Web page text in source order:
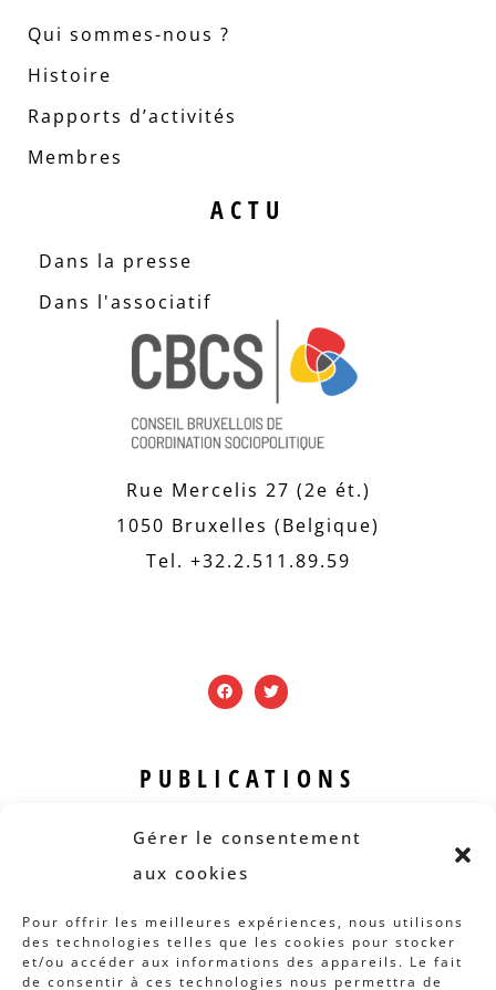
Gérer le consentement
aux cookies
Pour offrir les meilleures expériences, nous utilisons
des technologies telles que les cookies pour stocker
et/ou accéder aux informations des appareils. Le fait
de consentir à ces technologies nous permettra de
Qui sommes-nous ?
Histoire
Rapports d’activités
Membres
ACTU
Dans la presse
Dans l'associatif
Rue Mercelis 27 (2e ét.)
1050 Bruxelles (Belgique)
Tel. +32.2.511.89.59
PUBLICATIONS
Revue B.I.S.
Rapports et analyses
Articles
AUTRES INFOS